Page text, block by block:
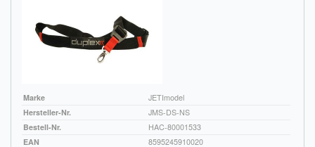
Marke
JETImodel
Hersteller-Nr.
JMS-DS-NS
Bestell-Nr.
HAC-80001533
EAN
8595245910020